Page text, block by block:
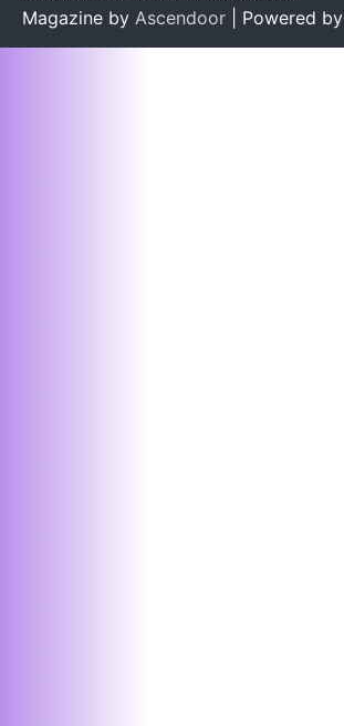
Magazine by Ascendoor | Powered by